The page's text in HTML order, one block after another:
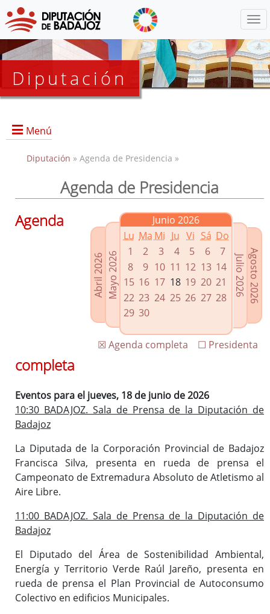
Diputación
Menú
Presidencia
Grupos Políticos
Enlaces relacionados
Agenda de Presidencia
Plenos provinciales y Juntas de gobierno
Oficina de Proyectos Europeos
Diputación » Agenda de Presidencia »
Agenda de Presidencia
Abril 2026Mayo 2026
Junio 2026
Lu Ma Mi Ju Vi Sá Do
1
2 3 4 5 6
7
8
9 10 11 12 13 14
15 16 17 18 19 20 21
22 23 24 25 26 27 28
29 30
Agosto 2026
Julio 2026
☐ Presidenta
☒ Agenda completa
Agenda
completa
Eventos para el jueves, 18 de junio de 2026
10:30 BADAJOZ. Sala de Prensa de la Diputación de
Badajoz
La Diputada de la Corporación Provincial de Badajoz
Francisca Silva, presenta en rueda de prensa el
Campeonato de Extremadura Absoluto de Atletismo al
Aire Libre.
11:00 BADAJOZ. Sala de Prensa de la Diputación de
Badajoz
El Diputado del Área de Sostenibilidad Ambiental,
Energía y Territorio Verde Raúl Jareño, presenta en
rueda de prensa el Plan Provincial de Autoconsumo
Colectivo en edificios Municipales.